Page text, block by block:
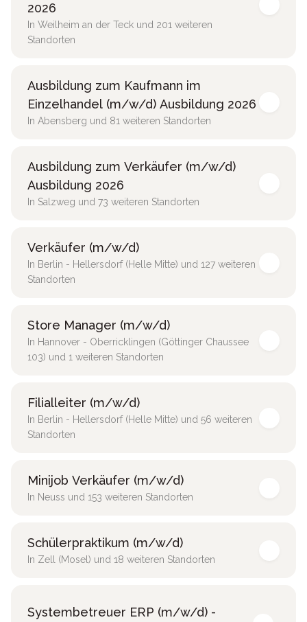
2026
In Weilheim an der Teck und 201 weiteren
Standorten
Ausbildung zum Kaufmann im
Einzelhandel (m/w/d) Ausbildung 2026
In Abensberg und 81 weiteren Standorten
Ausbildung zum Verkäufer (m/w/d)
Ausbildung 2026
In Salzweg und 73 weiteren Standorten
Verkäufer (m/w/d)
In Berlin - Hellersdorf (Helle Mitte) und 127 weiteren
Standorten
Store Manager (m/w/d)
In Hannover - Oberricklingen (Göttinger Chaussee
103) und 1 weiteren Standorten
Filialleiter (m/w/d)
In Berlin - Hellersdorf (Helle Mitte) und 56 weiteren
Standorten
Minijob Verkäufer (m/w/d)
In Neuss und 153 weiteren Standorten
Schülerpraktikum (m/w/d)
In Zell (Mosel) und 18 weiteren Standorten
Systembetreuer ERP (m/w/d) -